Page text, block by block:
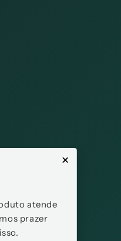
atende
prazer